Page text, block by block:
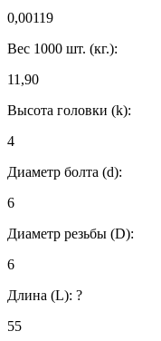
0,00119
Вес 1000 шт. (кг.):
11,90
Высота головки (k):
4
Диаметр болта (d):
6
Диаметр резьбы (D):
6
Длина (L): ?
55